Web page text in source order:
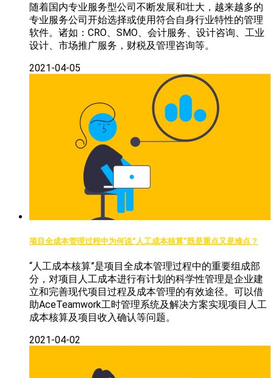
随着国内专业服务型公司不断发展和壮大，越来越多的
专业服务公司开始选择或使用符合自身行业特性的管理
软件。诸如：CRO、SMO、会计服务、设计咨询、工业
设计、市场推广服务，财税及管理咨询等。
2021-04-05
项目全成本管理过程中为何说“人工成本核算”既是重点又是难点？
“人工成本核算”是项目全成本管理过程中的重要组成部
分，对项目人工成本进行有计划的科学性管理是企业建
立和完善现代项目过程及成本管理的有效途径。可以借
助AceTeamwork工时管理系统及解决方案实现项目人工
成本核算及项目收入确认等问题。
2021-04-02